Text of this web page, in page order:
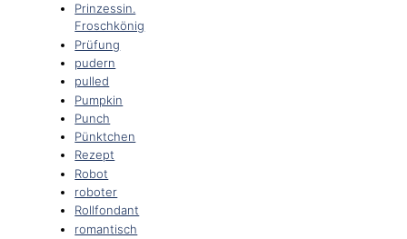
Prinzessin.
Froschkönig
Prüfung
pudern
pulled
Pumpkin
Punch
Pünktchen
Rezept
Robot
roboter
Rollfondant
romantisch